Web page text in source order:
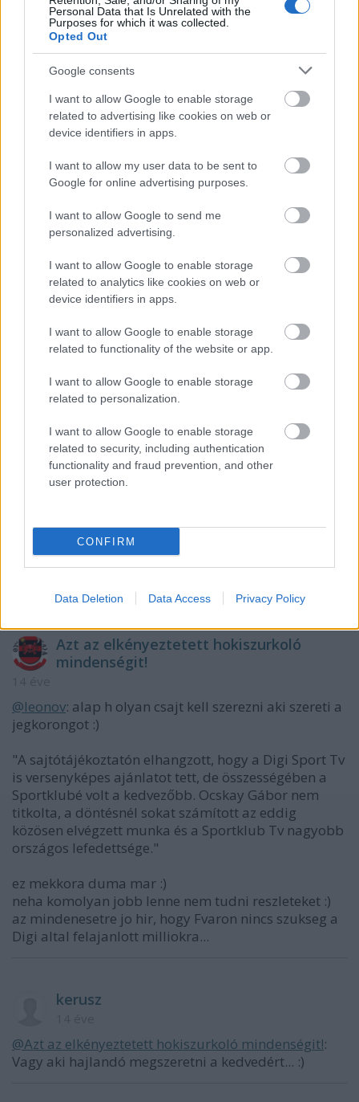
Personal Data that Is Unrelated with the
Purposes for which it was collected.
Opted Out
Google consents
I want to allow Google to enable storage
related to advertising like cookies on web or
device identifiers in apps.
I want to allow my user data to be sent to
Google for online advertising purposes.
I want to allow Google to send me
personalized advertising.
I want to allow Google to enable storage
related to analytics like cookies on web or
device identifiers in apps.
I want to allow Google to enable storage
related to functionality of the website or app.
I want to allow Google to enable storage
related to personalization.
I want to allow Google to enable storage
related to security, including authentication
functionality and fraud prevention, and other
user protection.
CONFIRM
Data Deletion Data Access Privacy Policy
Ismét nem tudom az összes paramétert, de az
biztos, hogy a digi elkötelezettsége a magyar hoki
iránt példaértékű. A tavalyi szezon végére pedig, bár
eszközparkjukat alaposan megnyirbálták,
Én továbbra sem fogom tudni nézni a MOL ligát a
tévében, ezért meg kell ragadnom a lehető legtöbb
alkalmat arra, hogy a helyszínen nézzek meccset.
Szóval marad a sportklubbos és fehérvári EBEL, a
helyszíni MHL és MOL liga.
Csak időm legyen elég...
Mindenesetre, mivel október végéig inkább Pesten
vagyok mint Miskolcon, ez nem olyan nagy kihívás.
Szóval biztos lesz olyan is, hogy a Miskolc otthoni
meccse helyett Fradi-Dózsa vagy a fiatalok lesznek a
befutók.
mennyiség már lassan családibéke stresszorrá
válhat. Annyi könnyebbség azért van, hogy, ha e
drágámat, akkor nem kell feltétlenül a meccs előtt
plázázni,outletezni.
Az eddigi legsűrűbb szezon van előttünk.
ÉS EZ JÓ.
Szerintem.
moszkvicssluszkulcs
14 éve
Azt az elkényeztetett hokiszurkoló
mindenségit!
@leonov: alap h olyan csajt kell szerezni aki szereti a
jegkorongot :)
"A sajtótájékoztatón elhangzott, hogy a Digi Sport Tv
is versenyképes ajánlatot tett, de összességében a
Sportklubé volt a kedvezőbb. Ocskay Gábor nem
titkolta, a döntésnél sokat számított az eddig
közösen elvégzett munka és a Sportklub Tv nagyobb
országos lefedettsége."
ez mekkora duma mar :)
neha komolyan jobb lenne nem tudni reszleteket :)
az mindenesetre jo hir, hogy Fvaron nincs szukseg a
Digi altal felajanlott milliokra...
kerusz
@Azt az elkényeztetett hokiszurkoló mindenségit!:
Vagy aki hajlandó megszeretni a kedvedért... :)